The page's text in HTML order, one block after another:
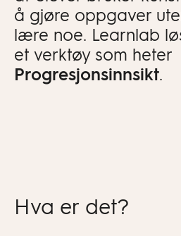
å gjøre oppgaver
lære noe. Learnlab
et verktøy som heter
Progresjonsinnsikt.
Hva er det?